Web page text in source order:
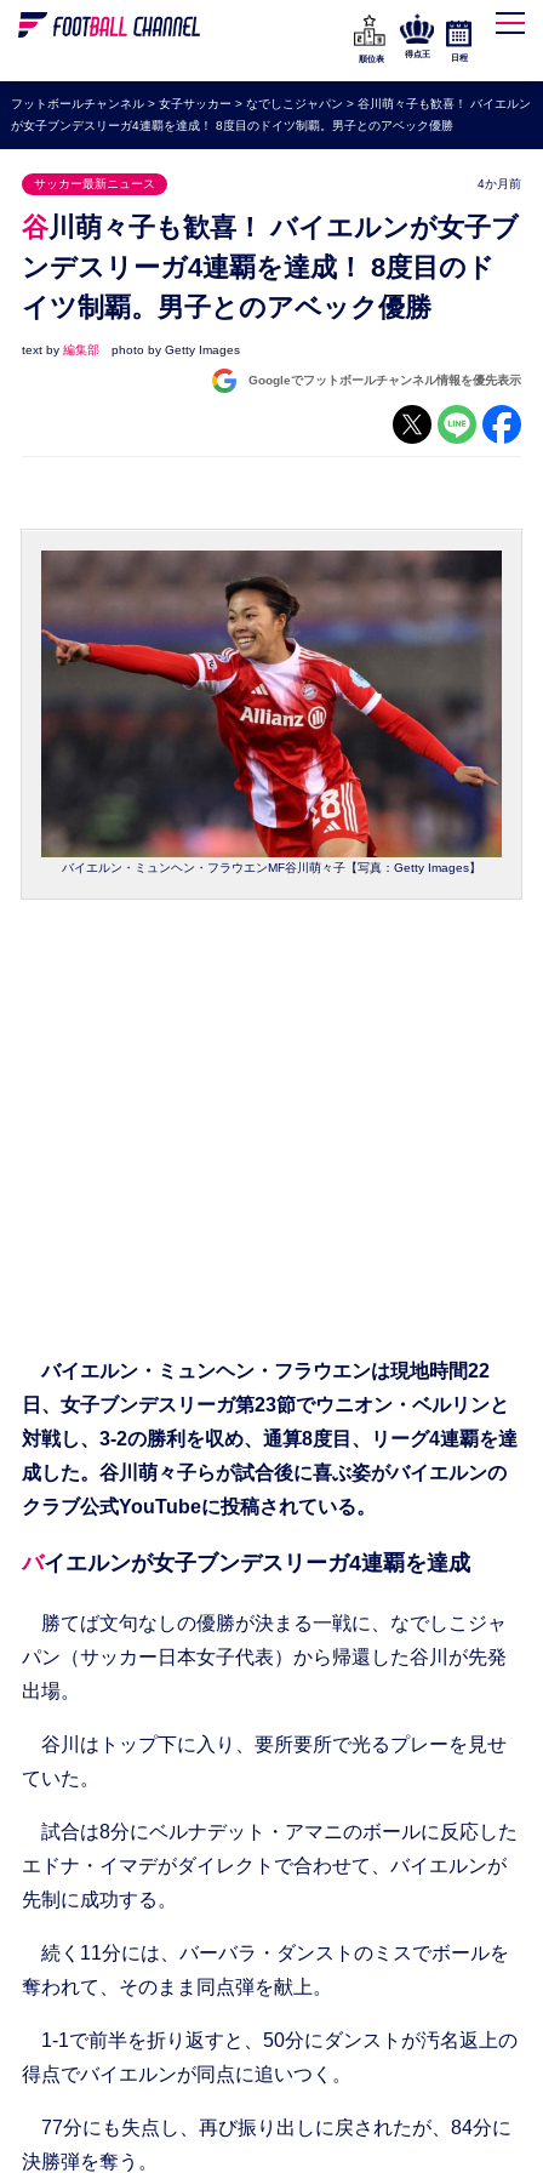
WEリーグ
海外サッカー
プレミアリーグ
ラ・リーガ
セリエA
ブンデスリーガ
UEFA
ナショナルチーム
順位表
得点王 日程
フットボールチャンネル> 女子サッカー > なでしこジャパン > 谷川萌々子も歓喜！ バイエルン
が女子ブンデスリーガ4連覇を達成！ 8度目のドイツ制覇。男子とのアベック優勝
サッカー最新ニュース 4か月前
谷川萌々子も歓喜！ バイエルンが女子ブ
ンデスリーガ4連覇を達成！ 8度目のド
イツ制覇。男子とのアベック優勝
text by 編集部 photo by Getty Images
Googleでフットボールチャンネル情報を優先表示
バイエルン・ミュンヘン・フラウエンMF谷川萌々子【写真：Getty Images】
バイエルン・ミュンヘン・フラウエンは現地時間22
日、女子ブンデスリーガ第23節でウニオン・ベルリンと
対戦し、3-2の勝利を収め、通算8度目、リーグ4連覇を達
成した。谷川萌々子らが試合後に喜ぶ姿がバイエルンの
クラブ公式YouTubeに投稿されている。
バイエルンが女子ブンデスリーガ4連覇を達成
勝てば文句なしの優勝が決まる一戦に、なでしこジャ
パン（サッカー日本女子代表）から帰還した谷川が先発
出場。
谷川はトップ下に入り、要所要所で光るプレーを見せ
ていた。
試合は8分にベルナデット・アマニのボールに反応した
エドナ・イマデがダイレクトで合わせて、バイエルンが
先制に成功する。
続く11分には、バーバラ・ダンストのミスでボールを
奪われて、そのまま同点弾を献上。
1-1で前半を折り返すと、50分にダンストが汚名返上の
得点でバイエルンが同点に追いつく。
77分にも失点し、再び振り出しに戻されたが、84分に
決勝弾を奪う。